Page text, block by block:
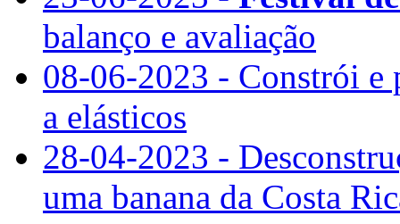
balanço e avaliação
08-06-2023 - Constrói e
a elásticos
28-04-2023 -
uma banana da Costa